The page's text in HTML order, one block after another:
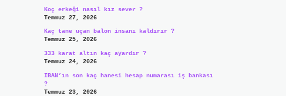
Koç erkeği nasıl kız sever ?
Temmuz 27, 2026
Kaç tane uçan balon insanı kaldırır ?
Temmuz 25, 2026
333 karat altın kaç ayardır ?
Temmuz 24, 2026
IBAN’ın son kaç hanesi hesap numarası iş bankası
?
Temmuz 23, 2026